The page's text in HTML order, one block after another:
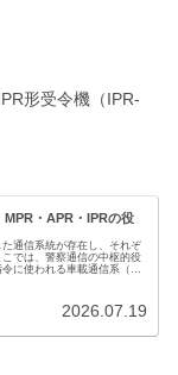
形受令機（IPR-
・APR・IPRの役
通信系統が存在し、それぞ
では、警察通信の中枢的役
に使われる車載通信系（基
2026.07.19